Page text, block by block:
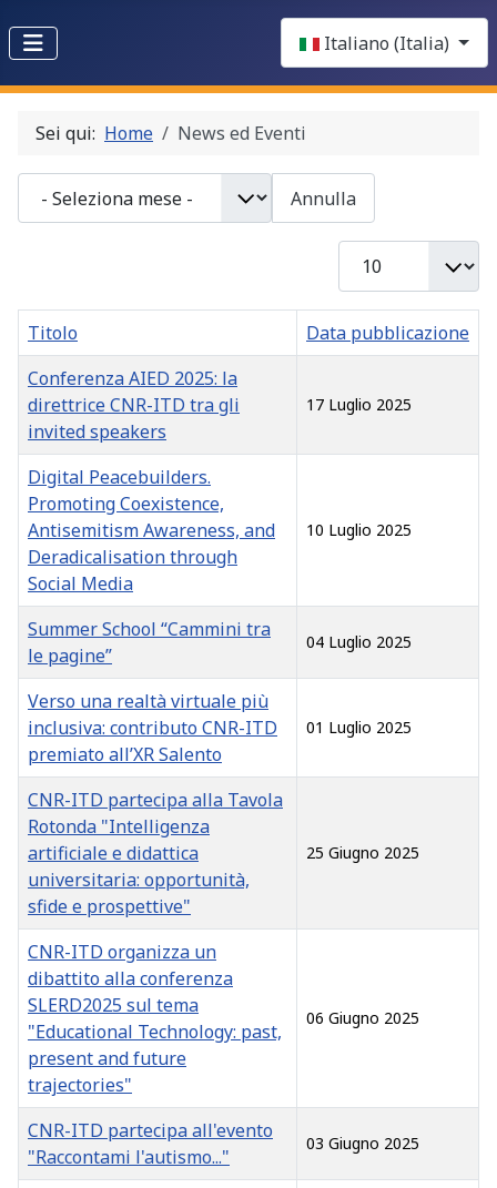
Italiano (Italia)
Sei qui: Home News ed Eventi
Annulla
Titolo
Data pubblicazione
Conferenza AIED 2025: la
direttrice CNR-ITD tra gli
invited speakers
17 Luglio 2025
Digital Peacebuilders.
Promoting Coexistence,
Antisemitism Awareness, and
Deradicalisation through
Social Media
10 Luglio 2025
Summer School “Cammini tra
le pagine”
04 Luglio 2025
Verso una realtà virtuale più
inclusiva: contributo CNR-ITD
premiato all’XR Salento
01 Luglio 2025
CNR-ITD partecipa alla Tavola
Rotonda "Intelligenza
artificiale e didattica
universitaria: opportunità,
sfide e prospettive"
25 Giugno 2025
CNR-ITD organizza un
dibattito alla conferenza
SLERD2025 sul tema
"Educational Technology: past,
present and future
trajectories"
06 Giugno 2025
CNR-ITD partecipa all'evento
"Raccontami l'autismo..."
03 Giugno 2025